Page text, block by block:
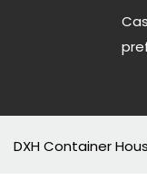
DXH Container